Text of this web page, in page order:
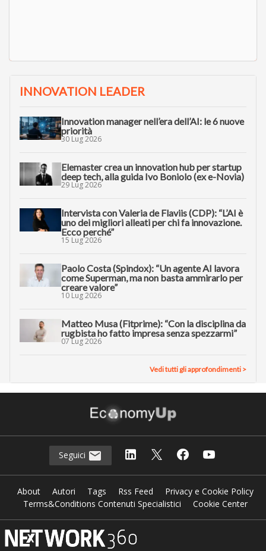
INNOVATION LEADER
Innovation manager nell’era dell’AI: le 6 nuove
priorità
30 Lug 2026
Elemaster crea un innovation hub per startup
deep tech, alla guida Ivo Boniolo (ex e-Novia)
29 Lug 2026
Intervista con Valeria de Flaviis (CDP): “L’AI è
uno dei migliori alleati per chi fa innovazione.
Ecco perché”
15 Lug 2026
Paolo Costa (Spindox): “Un agente AI lavora
come Superman, ma non basta ammirarlo per
creare valore”
10 Lug 2026
Matteo Musa (Fitprime): “Con la disciplina da
rugbista ho fatto impresa senza spezzarmi”
07 Lug 2026
Vedi tutti gli approfondimenti >
Seguici
About Autori Tags Rss Feed
Privacy e Cookie Policy
Terms&Conditions Contenuti Specialistici
Cookie Center